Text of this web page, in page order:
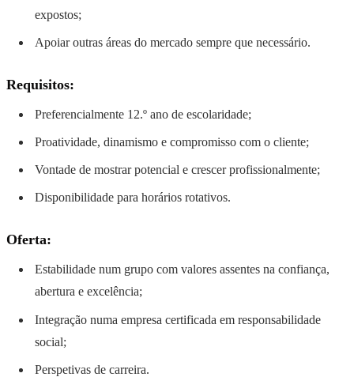
expostos;
Apoiar outras áreas do mercado sempre que necessário.
Requisitos:
Preferencialmente 12.º ano de escolaridade;
Proatividade, dinamismo e compromisso com o cliente;
Vontade de mostrar potencial e crescer profissionalmente;
Disponibilidade para horários rotativos.
Oferta:
Estabilidade num grupo com valores assentes na confiança,
abertura e excelência;
Integração numa empresa certificada em responsabilidade
social;
Perspetivas de carreira.